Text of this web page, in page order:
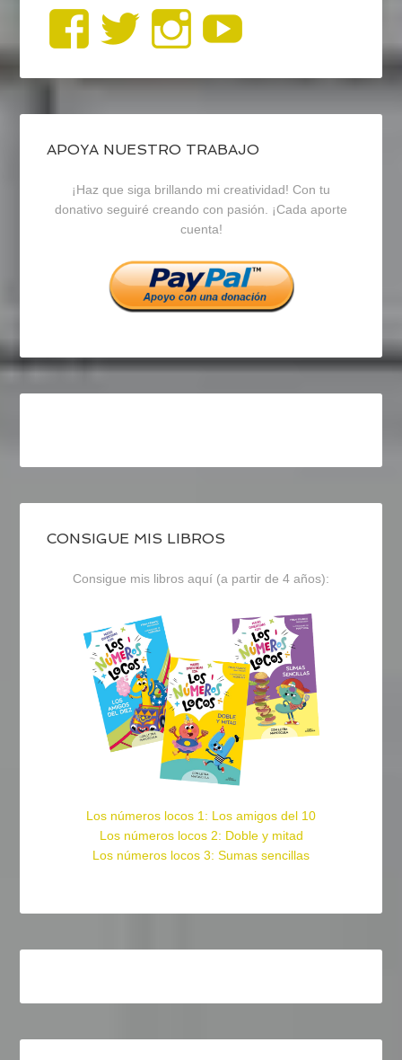
Ver
perfil
de
blogrecursosep
en
Facebook
Ver
perfil
de
recursosep
en
Twitter
Ver
perfil
de
recursosep
en
Instagram
APOYA NUESTRO TRABAJO
¡Haz que siga brillando mi creatividad! Con tu
donativo seguiré creando con pasión. ¡Cada aporte
cuenta!
CONSIGUE MIS LIBROS
Consigue mis libros aquí (a partir de 4 años):
Los números locos 1: Los amigos del 10
Los números locos 2: Doble y mitad
Los números locos 3: Sumas sencillas